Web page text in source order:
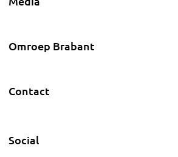
Omroep Brabant
Contact
Social